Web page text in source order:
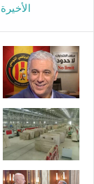
الأخيرة